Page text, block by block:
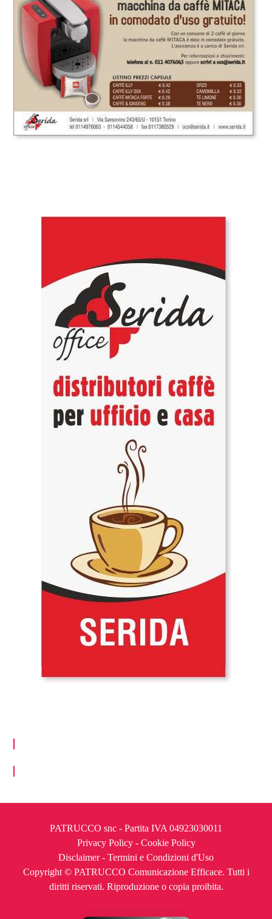
PATRUCCO snc - Partita IVA 04923030011
Privacy Policy- Cookie Policy
Disclaimer- Termini e Condizioni d'Uso
Copyright © PATRUCCO Comunicazione Efficace. Tutti i
diritti riservati. Riproduzione o copia proibita.